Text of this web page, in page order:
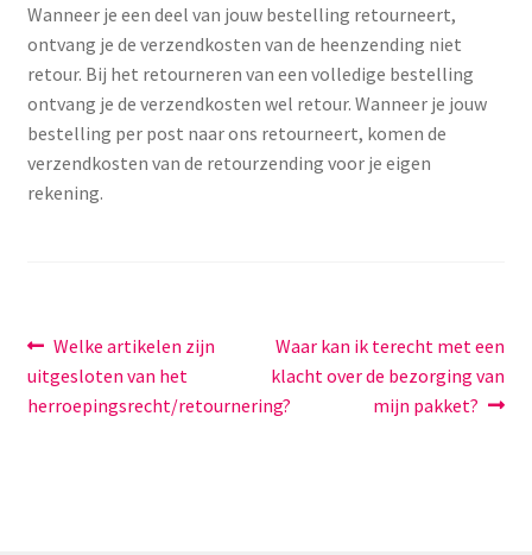
Menstruatiesponsjes
Seksualiteit
Tampons
Wasbaar maandverband
Wasbare zoogcompressen
Wanneer je een deel van jouw bestelling retourneert,
ontvang je de verzendkosten van de heenzending niet
retour. Bij het retourneren van een volledige bestelling
ontvang je de verzendkosten wel retour. Wanneer je jouw
bestelling per post naar ons retourneert, komen de
verzendkosten van de retourzending voor je eigen
rekening.
Bericht
navigatie
Vorig
bericht:
Welke artikelen zijn
uitgesloten van het
herroepingsrecht/retournering?
Volgend
bericht:
Waar kan ik terecht met een
klacht over de bezorging van
mijn pakket?